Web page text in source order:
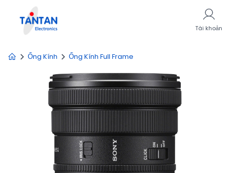
Tài khoản
Ống Kính Ống Kính Full Frame